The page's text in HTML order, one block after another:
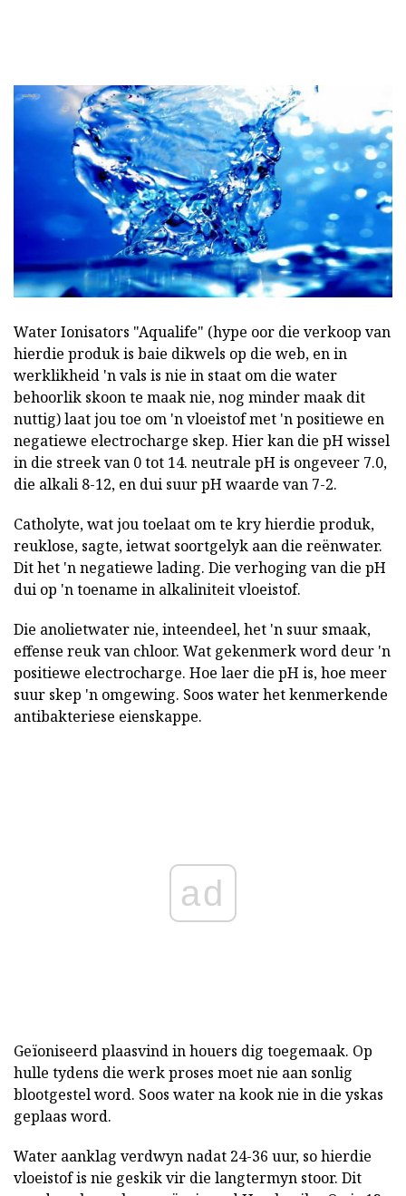
Water Ionisators "Aqualife" (hype oor die verkoop van
hierdie produk is baie dikwels op die web, en in
werklikheid 'n vals is nie in staat om die water
behoorlik skoon te maak nie, nog minder maak dit
nuttig) laat jou toe om 'n vloeistof met 'n positiewe en
negatiewe electrocharge skep. Hier kan die pH wissel
in die streek van 0 tot 14. neutrale pH is ongeveer 7.0,
die alkali 8-12, en dui suur pH waarde van 7-2.
Catholyte, wat jou toelaat om te kry hierdie produk,
reuklose, sagte, ietwat soortgelyk aan die reënwater.
Dit het 'n negatiewe lading. Die verhoging van die pH
dui op 'n toename in alkaliniteit vloeistof.
Die anolietwater nie, inteendeel, het 'n suur smaak,
effense reuk van chloor. Wat gekenmerk word deur 'n
positiewe electrocharge. Hoe laer die pH is, hoe meer
suur skep 'n omgewing. Soos water het kenmerkende
antibakteriese eienskappe.
ad
Geïoniseerd plaasvind in houers dig toegemaak. Op
hulle tydens die werk proses moet nie aan sonlig
blootgestel word. Soos water na kook nie in die yskas
geplaas word.
Water aanklag verdwyn nadat 24-36 uur, so hierdie
vloeistof is nie geskik vir die langtermyn stoor. Dit